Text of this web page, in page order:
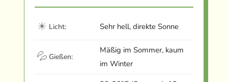
☀ Licht: Sehr hell, direkte Sonne
💦 Gießen:
Mäßig im Sommer, kaum
im Winter